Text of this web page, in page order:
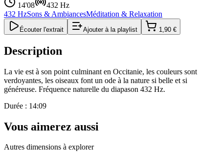
14'08
432 Hz
432 HzSons & AmbiancesMéditation & Relaxation
Écouter l'extrait Ajouter à la playlist 1,90 €
Description
La vie est à son point culminant en Occitanie, les couleurs sont
verdoyantes, les oiseaux font un ode à la nature si belle et si
généreuse. Fréquence naturelle du diapason 432 Hz.
Durée : 14:09
Vous aimerez aussi
Autres dimensions à explorer